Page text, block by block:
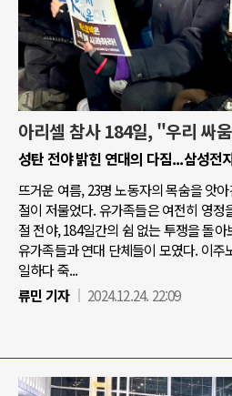
아리셀 참사 184일, "우리 싸
성탄 전야 밝힌 연대의 다짐...삼성전
뜨거운 여름, 23명 노동자의 목숨을 앗
절이 저물었다. 유가족들은 여전히 영정
절 전야, 184일간의 쉼 없는 투쟁을 돌
유가족들과 연대 단체들이 모였다. 이
일하다 죽...
류민 기자
2024.12.24. 22:09